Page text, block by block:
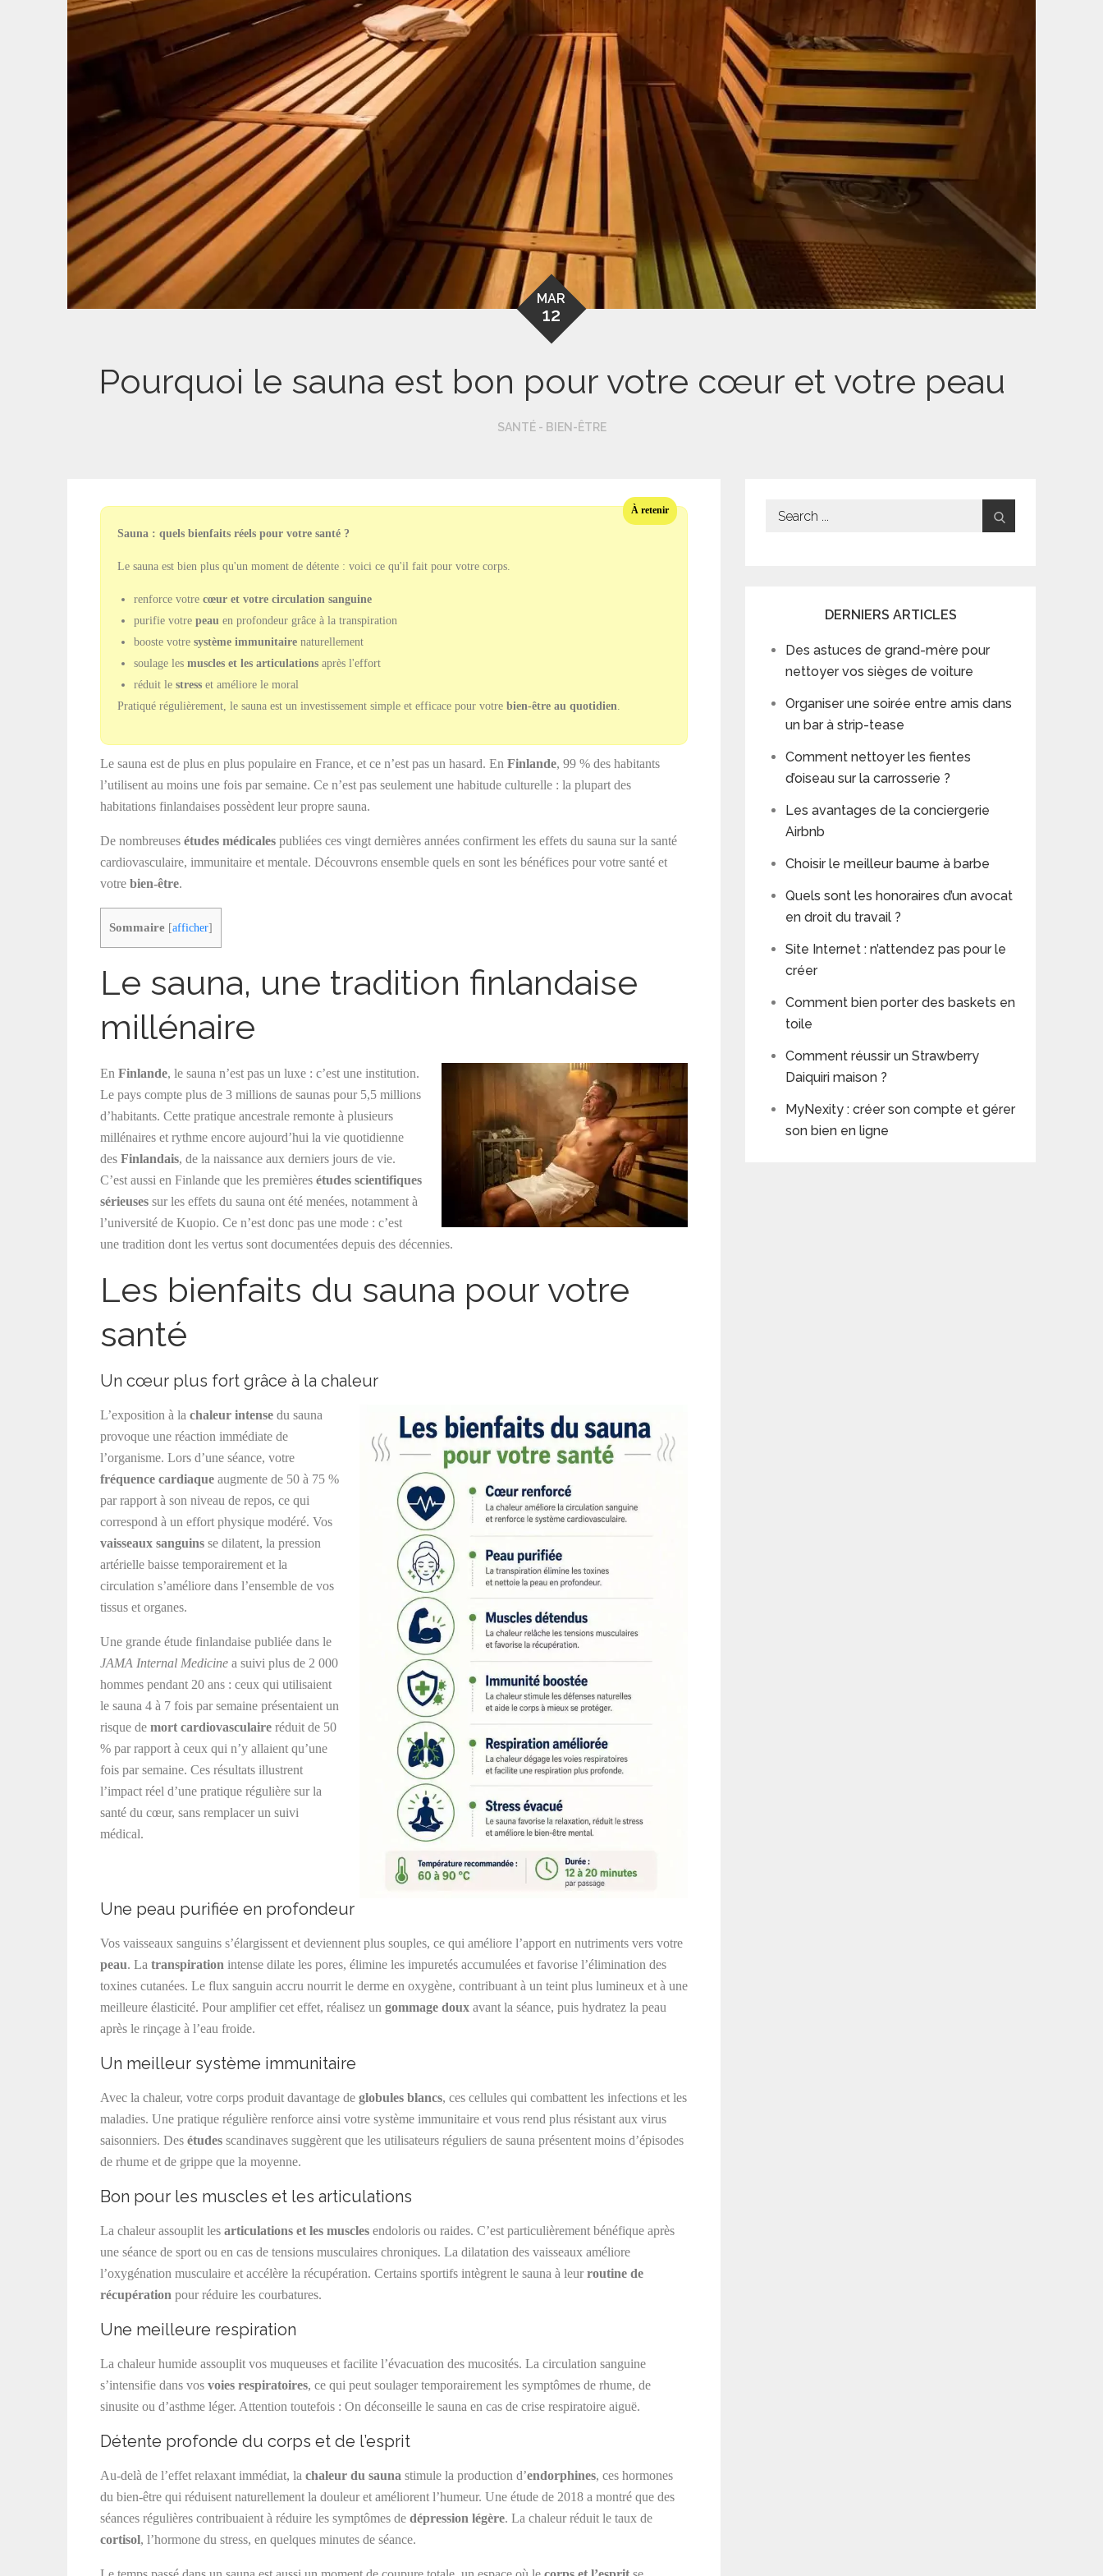
MAR
12
Pourquoi le sauna est bon pour votre cœur et votre peau
SANTÉ - BIEN-ÊTRE
Sauna : quels bienfaits réels pour votre santé ?
Le sauna est bien plus qu'un moment de détente : voici ce qu'il fait pour votre corps.
renforce votrecœur et votre circulation sanguine
purifie votrepeau en profondeur grâce à la transpiration
booste votresystème immunitaire naturellement
soulage lesmuscles et les articulations après l'effort
réduit lestress et améliore le moral
Pratiqué régulièrement, le sauna est un investissement simple et efficace pour votre bien-être au quotidien
Le sauna est de plus en plus populaire en France, et ce n’est pas un hasard. En Finlande, 99 % des habitants
l’utilisent au moins une fois par semaine. Ce n’est pas seulement une habitude culturelle : la plupart des
habitations finlandaises possèdent leur propre sauna.
De nombreuses études médicales publiées ces vingt dernières années confirment les effets du sauna sur la santé
cardiovasculaire, immunitaire et mentale. Découvrons ensemble quels en sont les bénéfices pour votre santé et
votre bien-être.
Sommaire [afficher]
Le sauna, une tradition finlandaise
millénaire
En Finlande, le sauna n’est pas un luxe : c’est une institution.
Le pays compte plus de 3 millions de saunas pour 5,5 millions
d’habitants. Cette pratique ancestrale remonte à plusieurs
millénaires et rythme encore aujourd’hui la vie quotidienne
des Finlandais, de la naissance aux derniers jours de vie.
C’est aussi en Finlande que les premières études scientifiques
sérieuses sur les effets du sauna ont été menées, notamment à
l’université de Kuopio. Ce n’est donc pas une mode : c’est
une tradition dont les vertus sont documentées depuis des décennies.
Les bienfaits du sauna pour votre
santé
Un cœur plus fort grâce à la chaleur
L’exposition à la chaleur intense du sauna
provoque une réaction immédiate de
l’organisme. Lors d’une séance, votre
fréquence cardiaque augmente de 50 à 75 %
par rapport à son niveau de repos, ce qui
correspond à un effort physique modéré. Vos
vaisseaux sanguins se dilatent, la pression
artérielle baisse temporairement et la
circulation s’améliore dans l’ensemble de vos
tissus et organes.
Une grande étude finlandaise publiée dans le
JAMA Internal Medicine a suivi plus de 2 000
hommes pendant 20 ans : ceux qui utilisaient
le sauna 4 à 7 fois par semaine présentaient un
risque de mort cardiovasculaire réduit de 50
% par rapport à ceux qui n’y allaient qu’une
fois par semaine. Ces résultats illustrent
l’impact réel d’une pratique régulière sur la
santé du cœur, sans remplacer un suivi
médical.
Une peau purifiée en profondeur
Vos vaisseaux sanguins s’élargissent et deviennent plus souples, ce qui améliore l’apport en nutriments vers votre
peau. La transpiration intense dilate les pores, élimine les impuretés accumulées et favorise l’élimination des
toxines cutanées. Le flux sanguin accru nourrit le derme en oxygène, contribuant à un teint plus lumineux et à une
meilleure élasticité. Pour amplifier cet effet, réalisez un gommage doux avant la séance, puis hydratez la peau
après le rinçage à l’eau froide.
Un meilleur système immunitaire
Avec la chaleur, votre corps produit davantage de globules blancs, ces cellules qui combattent les infections et les
maladies. Une pratique régulière renforce ainsi votre système immunitaire et vous rend plus résistant aux virus
saisonniers. Des études scandinaves suggèrent que les utilisateurs réguliers de sauna présentent moins d’épisodes
de rhume et de grippe que la moyenne.
Bon pour les muscles et les articulations
La chaleur assouplit les articulations et les muscles endoloris ou raides. C’est particulièrement bénéfique après
une séance de sport ou en cas de tensions musculaires chroniques. La dilatation des vaisseaux améliore
l’oxygénation musculaire et accélère la récupération. Certains sportifs intègrent le sauna à leurroutine de
récupération pour réduire les courbatures.
Une meilleure respiration
La chaleur humide assouplit vos muqueuses et facilite l’évacuation des mucosités. La circulation sanguine
s’intensifie dans vos voies respiratoires, ce qui peut soulager temporairement les symptômes de rhume, de
sinusite ou d’asthme léger. Attention toutefois : On déconseille le sauna en cas de crise respiratoire aiguë.
Détente profonde du corps et de l’esprit
Au-delà de l’effet relaxant immédiat, la chaleur du sauna stimule la production d’endorphines, ces hormones
du bien-être qui réduisent naturellement la douleur et améliorent l’humeur. Une étude de 2018 a montré que des
séances régulières contribuaient à réduire les symptômes de dépression légère. La chaleur réduit le taux de
cortisol, l’hormone du stress, en quelques minutes de séance.
Search
DERNIERS ARTICLES
Des astuces de grand-mère pour
nettoyer vos sièges de voiture
Organiser une soirée entre amis dans
un bar à strip-tease
Comment nettoyer les fientes
d’oiseau sur la carrosserie ?
Les avantages de la conciergerie
Airbnb
Choisir le meilleur baume à barbe
Quels sont les honoraires d’un avocat
en droit du travail ?
Site Internet : n’attendez pas pour le
créer
Comment bien porter des baskets en
toile
Comment réussir un Strawberry
Daiquiri maison ?
MyNexity : créer son compte et gérer
son bien en ligne